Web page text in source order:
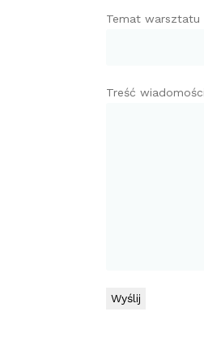
Temat warsztatu
Treść